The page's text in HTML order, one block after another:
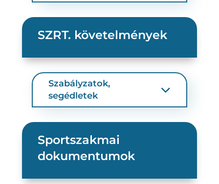
SZRT. követelmények
Szabályzatok,
segédletek
Sportszakmai
dokumentumok